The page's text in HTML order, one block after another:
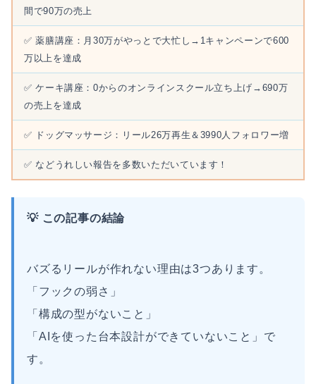
間で90万の売上
✅ 薬膳講座：月30万がやっとで大忙し→1キャンペーンで600
万以上を達成
✅ ケーキ講座：0からのオンラインスクール立ち上げ→690万
の売上を達成
✅ ドッグマッサージ：リール26万再生＆3990人フォロワー増
✅ などうれしい報告を多数いただいています！
💡 この記事の結論
バズるリールが作れない理由は3つあります。
「フックの弱さ」
「構成の型がないこと」
「AIを使った台本設計ができていないこと」で
す。